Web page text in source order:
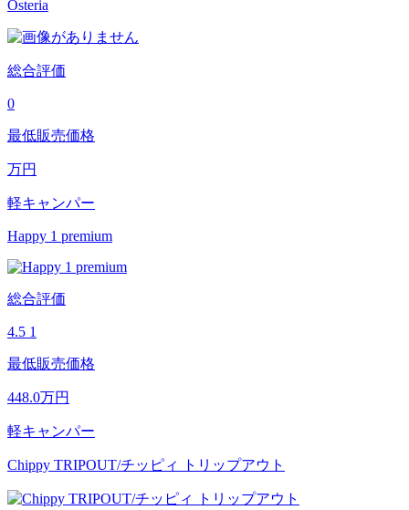
Osteria
総合評価
0
最低販売価格
万円
軽キャンパー
Happy 1 premium
総合評価
4.5 1
最低販売価格
448.0万円
軽キャンパー
Chippy TRIPOUT/チッピィ トリップアウト